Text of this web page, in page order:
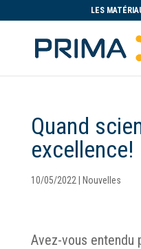
LES
Quand
excellence!
10/05/2022 Nouvelles
Avez-vous entendu